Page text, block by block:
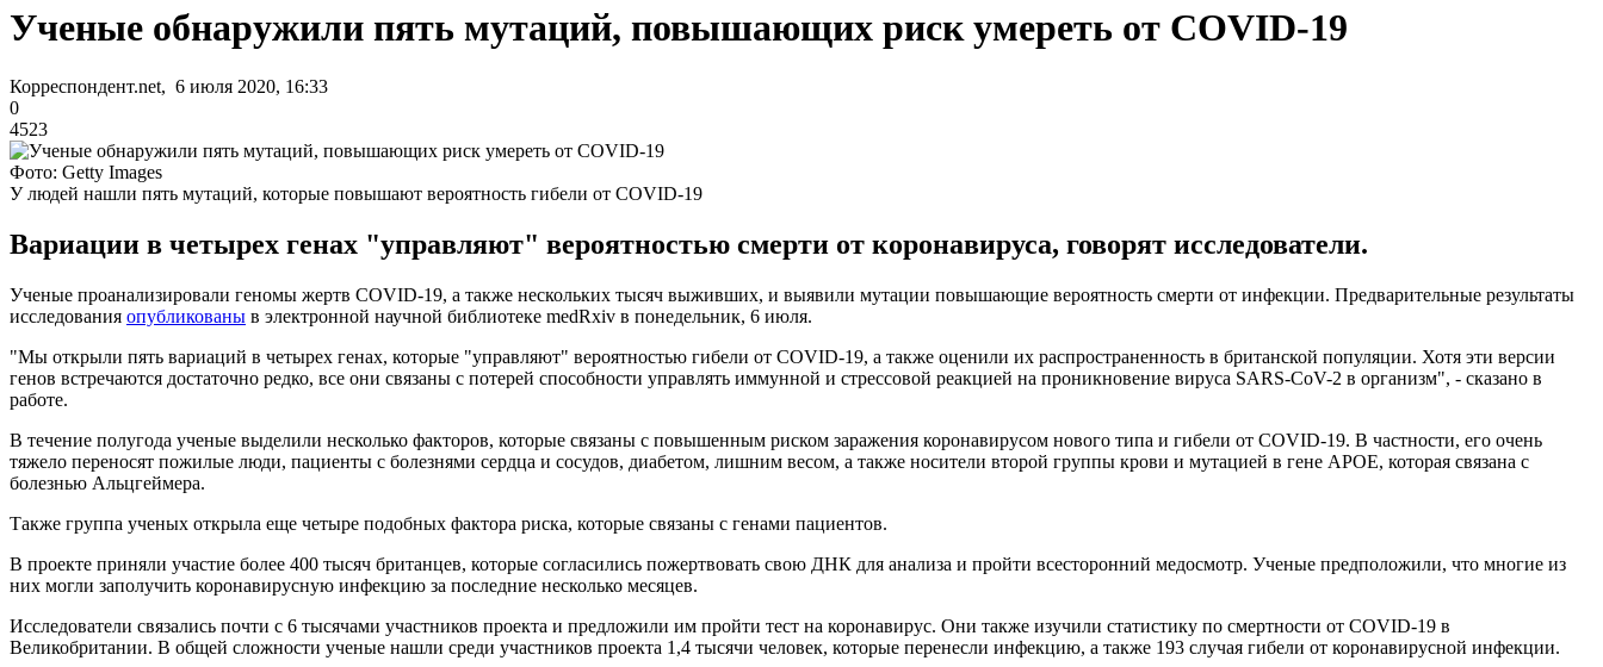
Ученые обнаружили пять мутаций, повышающих риск умереть от COVID-19
Корреспондент.net, 6 июля 2020, 16:33
0
4523
Фото: Getty Images
У людей нашли пять мутаций, которые повышают вероятность гибели от COVID-19
Вариации в четырех генах "управляют" вероятностью смерти от коронавируса, говорят исследователи.
Ученые проанализировали геномы жертв COVID-19, а также нескольких тысяч выживших, и выявили мутации повышающие вероятность смерти от инфекции. Предварительные результаты
исследования опубликованы в электронной научной библиотеке medRxiv в понедельник, 6 июля.
"Мы открыли пять вариаций в четырех генах, которые "управляют" вероятностью гибели от COVID-19, а также оценили их распространенность в британской популяции. Хотя эти версии
генов встречаются достаточно редко, все они связаны с потерей способности управлять иммунной и стрессовой реакцией на проникновение вируса SARS-CoV-2 в организм", - сказано в
работе.
В течение полугода ученые выделили несколько факторов, которые связаны с повышенным риском заражения коронавирусом нового типа и гибели от COVID-19. В частности, его очень
тяжело переносят пожилые люди, пациенты с болезнями сердца и сосудов, диабетом, лишним весом, а также носители второй группы крови и мутацией в гене APOE, которая связана с
болезнью Альцгеймера.
Также группа ученых открыла еще четыре подобных фактора риска, которые связаны с генами пациентов.
В проекте приняли участие более 400 тысяч британцев, которые согласились пожертвовать свою ДНК для анализа и пройти всесторонний медосмотр. Ученые предположили, что многие из
них могли заполучить коронавирусную инфекцию за последние несколько месяцев.
Исследователи связались почти с 6 тысячами участников проекта и предложили им пройти тест на коронавирус. Они также изучили статистику по смертности от COVID-19 в
Великобритании. В общей сложности ученые нашли среди участников проекта 1,4 тысячи человек, которые перенесли инфекцию, а также 193 случая гибели от коронавирусной инфекции.